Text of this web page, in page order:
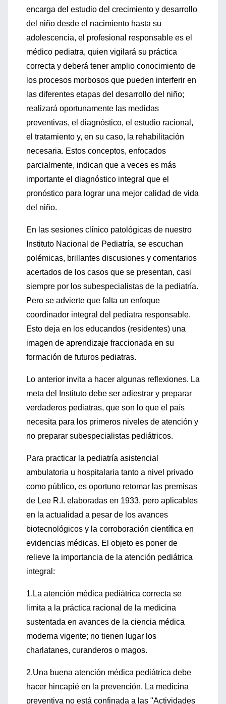
encarga del estudio del crecimiento y desarrollo
del niño desde el nacimiento hasta su
adolescencia, el profesional responsable es el
médico pediatra, quien vigilará su práctica
correcta y deberá tener amplio conocimiento de
los procesos morbosos que pueden interferir en
las diferentes etapas del desarrollo del niño;
realizará oportunamente las medidas
preventivas, el diagnóstico, el estudio racional,
el tratamiento y, en su caso, la rehabilitación
necesaria. Estos conceptos, enfocados
parcialmente, indican que a veces es más
importante el diagnóstico integral que el
pronóstico para lograr una mejor calidad de vida
del niño.
En las sesiones clínico patológicas de nuestro
Instituto Nacional de Pediatría, se escuchan
polémicas, brillantes discusiones y comentarios
acertados de los casos que se presentan, casi
siempre por los subespecialistas de la pediatría.
Pero se advierte que falta un enfoque
coordinador integral del pediatra responsable.
Esto deja en los educandos (residentes) una
imagen de aprendizaje fraccionada en su
formación de futuros pediatras.
Lo anterior invita a hacer algunas reflexiones. La
meta del Instituto debe ser adiestrar y preparar
verdaderos pediatras, que son lo que el país
necesita para los primeros niveles de atención y
no preparar subespecialistas pediátricos.
Para practicar la pediatría asistencial
ambulatoria u hospitalaria tanto a nivel privado
como público, es oportuno retomar las premisas
de Lee R.I. elaboradas en 1933, pero aplicables
en la actualidad a pesar de los avances
biotecnológicos y la corroboración científica en
evidencias médicas. El objeto es poner de
relieve la importancia de la atención pediátrica
integral:
1.La atención médica pediátrica correcta se
limita a la práctica racional de la medicina
sustentada en avances de la ciencia médica
moderna vigente; no tienen lugar los
charlatanes, curanderos o magos.
2.Una buena atención médica pediátrica debe
hacer hincapié en la prevención. La medicina
preventiva no está confinada a las "Actividades